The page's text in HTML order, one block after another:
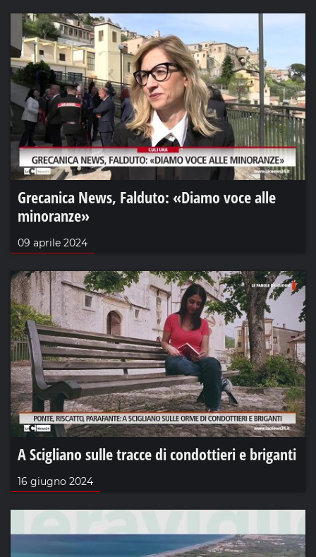
Grecanica News, Falduto: «Diamo voce alle
minoranze»
09 aprile 2024
A Scigliano sulle tracce di condottieri e briganti
16 giugno 2024